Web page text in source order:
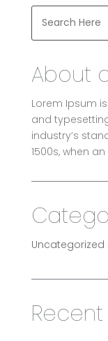
About
Lorem Ipsum
and
industry’s
1500s, when
Uncategorized
Recent